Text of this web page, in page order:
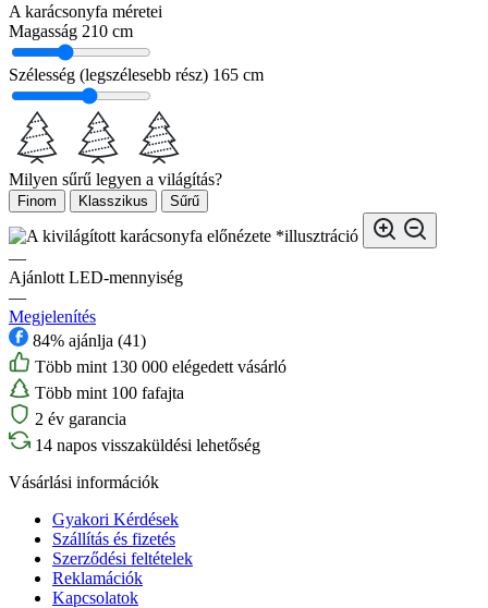
A karácsonyfa méretei
Magasság 210 cm
Szélesség (legszélesebb rész) 165 cm
Milyen sűrű legyen a világítás?
Finom Klasszikus Sűrű
*illusztráció
—
Ajánlott LED-mennyiség
—
Megjelenítés
84% ajánlja (41)
Több mint 130 000 elégedett vásárló
Több mint 100 fafajta
2 év garancia
14 napos visszaküldési lehetőség
Vásárlási információk
Gyakori Kérdések
Szállítás és fizetés
Szerződési feltételek
Reklamációk
Kapcsolatok